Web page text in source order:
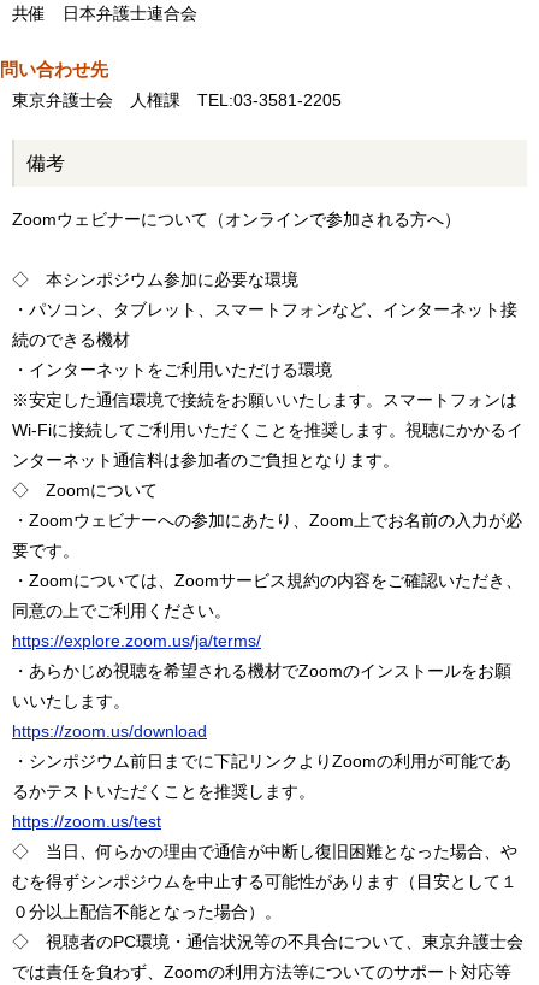
共催 日本弁護士連合会
問い合わせ先
東京弁護士会 人権課 TEL:03-3581-2205
備考
Zoomウェビナーについて（オンラインで参加される方へ）
◇ 本シンポジウム参加に必要な環境
・パソコン、タブレット、スマートフォンなど、インターネット接
続のできる機材
・インターネットをご利用いただける環境
※安定した通信環境で接続をお願いいたします。スマートフォンは
Wi-Fiに接続してご利用いただくことを推奨します。視聴にかかるイ
ンターネット通信料は参加者のご負担となります。
◇ Zoomについて
・Zoomウェビナーへの参加にあたり、Zoom上でお名前の入力が必
要です。
・Zoomについては、Zoomサービス規約の内容をご確認いただき、
同意の上でご利用ください。
https://explore.zoom.us/ja/terms/
・あらかじめ視聴を希望される機材でZoomのインストールをお願
いいたします。
https://zoom.us/download
・シンポジウム前日までに下記リンクよりZoomの利用が可能であ
るかテストいただくことを推奨します。
https://zoom.us/test
◇ 当日、何らかの理由で通信が中断し復旧困難となった場合、や
むを得ずシンポジウムを中止する可能性があります（目安として１
０分以上配信不能となった場合）。
◇ 視聴者のPC環境・通信状況等の不具合について、東京弁護士会
では責任を負わず、Zoomの利用方法等についてのサポート対応等